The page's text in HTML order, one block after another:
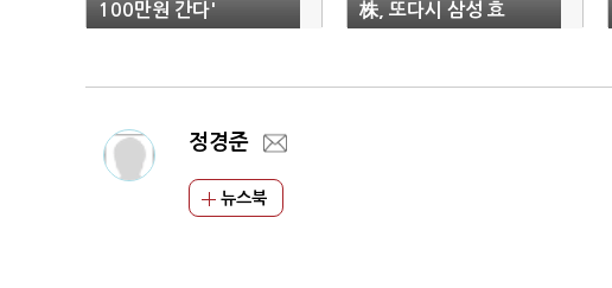
100만원 간다'
株, 또다시 삼성 효
과..'훨훨'
정경준
뉴스북